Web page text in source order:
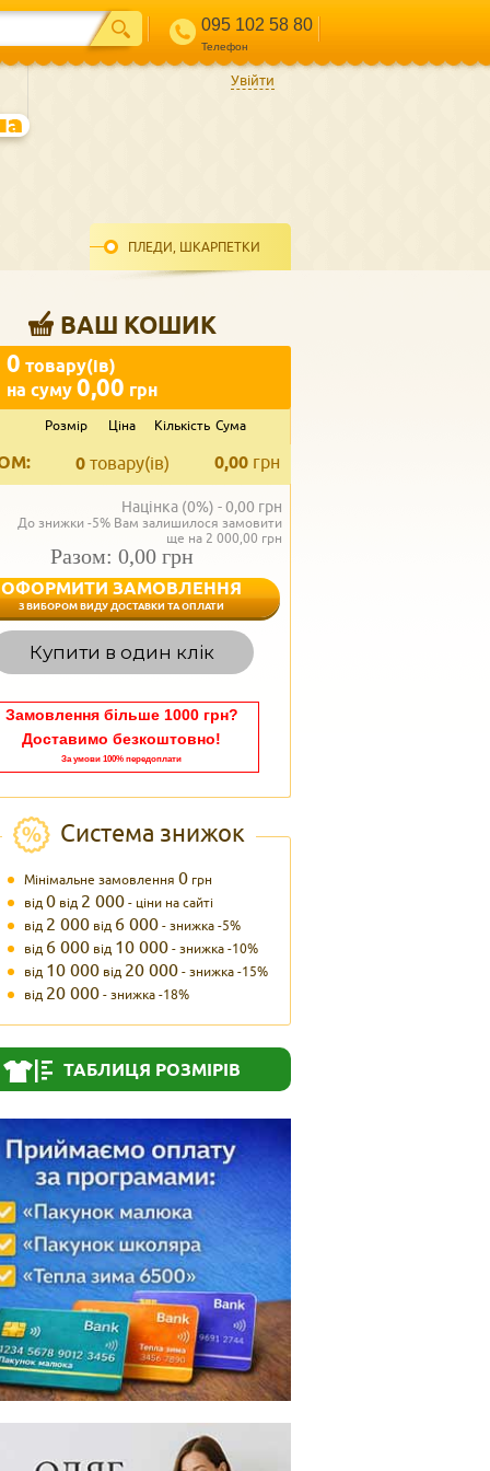
095 102 58 80
Телефон
ПЛЕДИ, ШКАРПЕТКИ
Увійти
ВАШ КОШИК
0 товару(ів)
на суму0,00 грн
Розмір Ціна Кількість Сума
0,00 грн
0 товару(ів)
Націнка (0%) -0,00 грн
До знижки -5% Вам залишилося замовити
ще на 2 000,00 грн
Разом: 0,00 грн
ОФОРМИТИ ЗАМОВЛЕННЯ
З ВИБОРОМ ВИДУ ДОСТАВКИ ТА ОПЛАТИ
Купити в один клік
Замовлення більше 1000 грн?
Доставимо безкоштовно!
За умови 100% передоплати
Система знижок
Мінімальне замовлення 0 грн
від0 від 2 000- ціни на сайті
від 2 000 від 6 000- знижка -5%
від 6 000 від 10 000- знижка -10%
від 10 000 від 20 000- знижка -15%
від 20 000- знижка -18%
ТАБЛИЦЯ РОЗМІРІВ